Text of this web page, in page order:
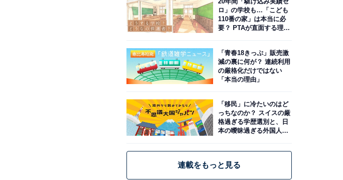
ロ」の学校も…「こども
110番の家」は本当に必
要？ PTAが直面する理想
「青春18きっぷ」販売激
減の裏に何が？ 連続利用
の厳格化だけではない
「本当の理由」
「移民」に冷たいのはど
っちなのか？ スイスの厳
格過ぎる学歴選別と、日
本の曖昧過ぎる外国人政
連載をもっと見る